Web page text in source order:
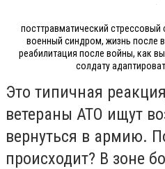
посттравматический
военный синдром, жизнь после
реабилитация после войны, как
солдату
Это типичная
ветераны АТО ищут
вернуться в армию.
происходит? В зоне